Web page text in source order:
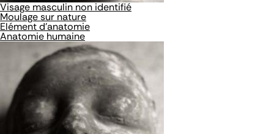
Visage masculin non identifié
Moulage sur nature
Elément d'anatomie
Anatomie humaine